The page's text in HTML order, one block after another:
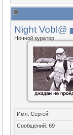
Night Vobl@
Ночной куратор
Имя: Сергей
Сообщений: 69